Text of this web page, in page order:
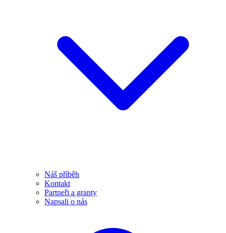
Náš příběh
Kontakt
Partneři a granty
Napsali o nás